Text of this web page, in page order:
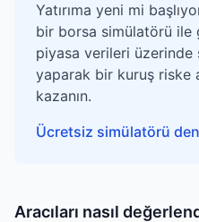
Yatırıma yeni mi
bir borsa simülatörü ile
piyasa verileri üzerinde
yaparak bir kuruş riske
kazanın.
Ücretsiz simülatörü
Aracıları nasıl